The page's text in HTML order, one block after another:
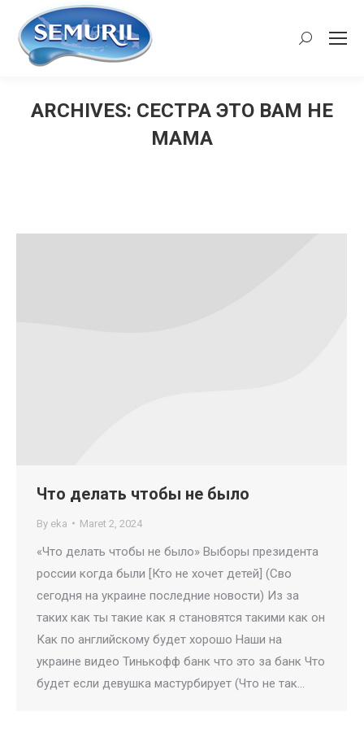
Search:
ARCHIVES: СЕСТРА ЭТО ВАМ НЕ
МАМА
Что делать чтобы не было
By eka Maret 2, 2024
«Что делать чтобы не было» Выборы президента
россии когда были [Кто не хочет детей] (Сво
сегодня на украине последние новости) Из за
таких как ты такие как я становятся такими как он
Как по английскому будет хорошо Наши на
украине видео Тинькофф банк что это за банк Что
будет если девушка мастурбирует (Что не так…